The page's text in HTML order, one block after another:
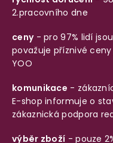
2.pracovního dne
ceny- pro 97% lidí
považuje příznivé
YOO
komunikace -
E-shop informuje o
zákaznická podpora
výběr zboží - pouze